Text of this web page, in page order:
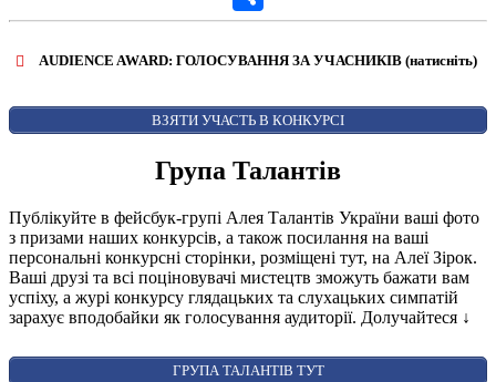
Share
AUDIENCE AWARD: ГОЛОСУВАННЯ ЗА УЧАСНИКІВ (натисніть)
AUDIENCE AWARD
ВЗЯТИ УЧАСТЬ В КОНКУРСІ
Група Талантів
Публікуйте в фейсбук-групі Алея Талантів України ваші фото
з призами наших конкурсів, а також посилання на ваші
персональні конкурсні сторінки, розміщені тут, на Алеї Зірок.
Ваші друзі та всі поціновувачі мистецтв зможуть бажати вам
успіху, а журі конкурсу глядацьких та слухацьких симпатій
зарахує вподобайки як голосування аудиторії. Долучайтеся ↓
ГРУПА ТАЛАНТІВ ТУТ